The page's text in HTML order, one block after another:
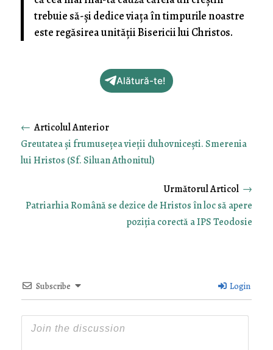
trebuie să-și dedice viața în timpurile noastre
este regăsirea unității Bisericii lui Christos.
Alătură-te!
←
Greutatea și frumusețea vieții duhovnicești. Smerenia
lui Hristos (Sf. Siluan Athonitul)
Patriarhia Română se dezice de Hristos în loc să apere
poziția corectă a IPS Teodosie
→
Subscribe Login